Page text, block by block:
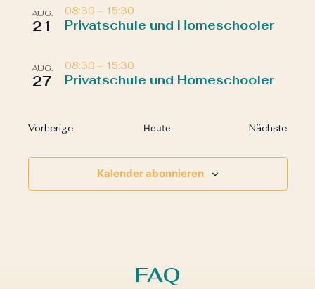
Veranstaltungen
Photo
AUG.
21 Privatschule und Homeschooler
08:30 – 15:30
AUG.
27 Privatschule und Homeschooler
08:30 – 15:30
VorherigeVeranstaltungenHeute Nächste
Kalender abonnieren
FAQ